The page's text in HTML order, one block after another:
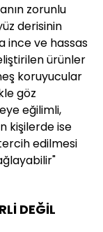
zorunlu
derisinin
ince ve hassas
ürünler
koruyucular
göz
eğilimli,
kişilerde ise
edilmesi
DEĞİL